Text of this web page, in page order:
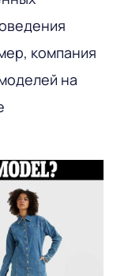
компания
на